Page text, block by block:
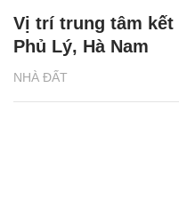
NHÀ ĐẤT
Vị trí trung tâm kết
Phủ Lý, Hà Nam